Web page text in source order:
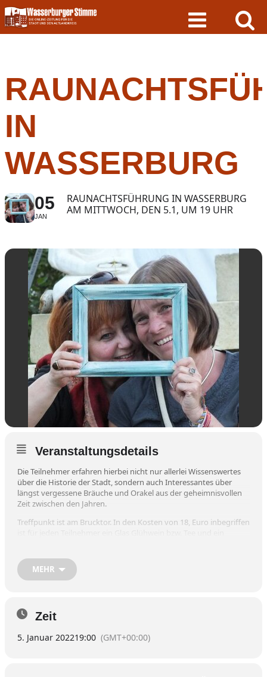
Skip
to
content
IN
WASSERBURG
05
JAN
RAUNACHTSFÜHRUNG IN WASSERBURG
AM MITTWOCH, DEN 5.1, UM 19 UHR
Veranstaltungsdetails
Die Teilnehmer erfahren hierbei nicht nur allerlei Wissenswertes
über die Historie der Stadt, sondern auch Interessantes über
längst vergessene Bräuche und Orakel aus der geheimnisvollen
Zeit zwischen den Jahren.
Treffpunkt ist am Brucktor. In den Kosten von 18, Euro inbegriffen
oderwww.kisten-deliano.de
MEHR
Zeit
5. Januar 202219:00 (GMT+00:00)